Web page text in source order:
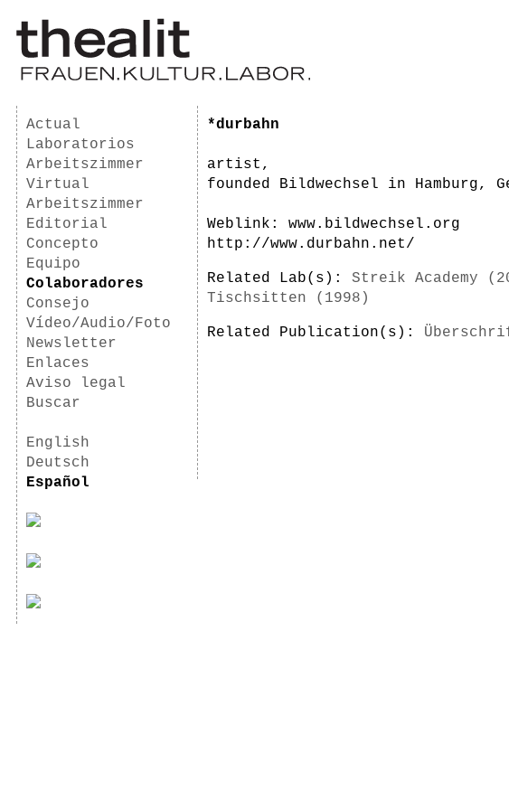
Actual
Laboratorios
Arbeitszimmer
Virtual
Arbeitszimmer
Editorial
Concepto
Equipo
Colaboradores
Consejo
Vídeo/Audio/Foto
Newsletter
Enlaces
Aviso legal
Buscar
English
Deutsch
Español
*durbahn
artist,
founded Bildwechsel in Hamburg,
Weblink: www.bildwechsel.org
http://www.durbahn.net/
Related Lab(s): Streik Academy
Tischsitten (1998)
Related Publication(s):